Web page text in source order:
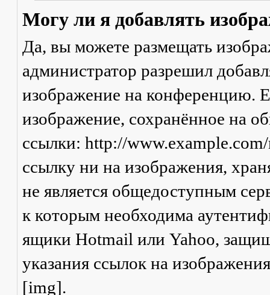
Могу ли я добавлять
Да, вы можете размещать
администратор разрешил
изображение на конференцию.
изображение, сохранённое на
ссылки: http://
ссылку ни на изображения,
не является общедоступным
к которым необходима
ящики Hotmail или Yahoo,
указания ссылок на
[img].